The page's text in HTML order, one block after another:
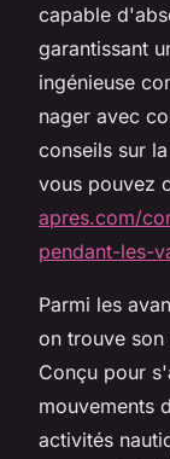
capable
garantissant
ingénieuse
nager avec
conseils sur
vous pouvez
apres.com/
pendant-les-
Parmi les
on trouve
Conçu pour
mouvements
activités